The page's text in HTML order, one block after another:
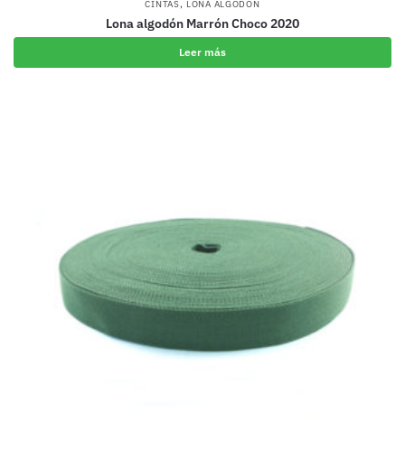
CINTAS, LONA ALGODÓN
Lona algodón Marrón Choco 2020
Leer más